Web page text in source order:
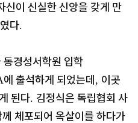
신이 신실한 신앙을 갖게 만
다.
동경성서학원 입학
에 출석하게 되었는데, 이곳
된다. 김정식은 독립협회 사
체포되어 옥살이를 하다가